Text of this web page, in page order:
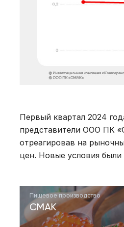
Первый квартал 2024
представители ООО ПК
отреагировав на
цен. Новые условия
Пищевое производство
СМАК